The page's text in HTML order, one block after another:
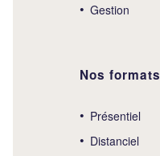
Gestion
Nos formats
Présentiel
Distanciel